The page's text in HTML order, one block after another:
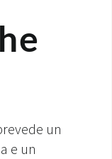
un
e un